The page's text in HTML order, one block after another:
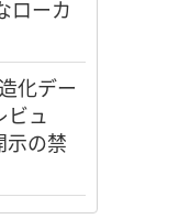
ローカ
化デー
ビュ
示の禁